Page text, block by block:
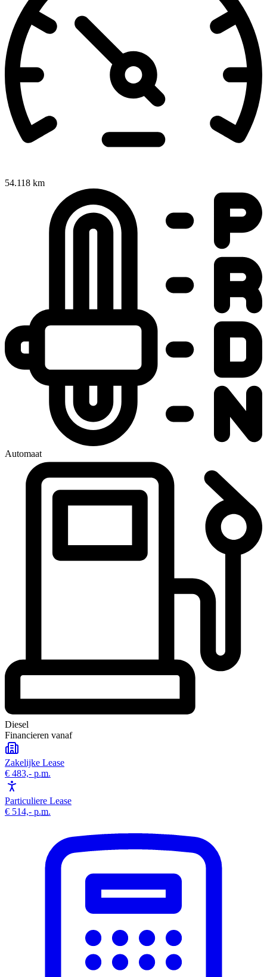
54.118 km
Automaat
Diesel
Financieren vanaf
Zakelijke Lease
€ 483,- p.m.
Particuliere Lease
€ 514,- p.m.